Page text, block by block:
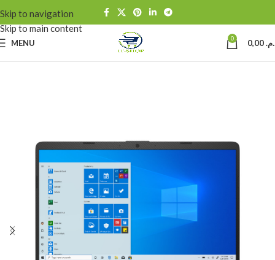
Skip to navigation
Skip to main content
MENU 0